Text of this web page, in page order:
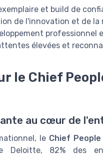
et build de
de l'innovation et de la
professionnel
élevées et
le Chief
au cœur de
le Chief
Deloitte, 82% des